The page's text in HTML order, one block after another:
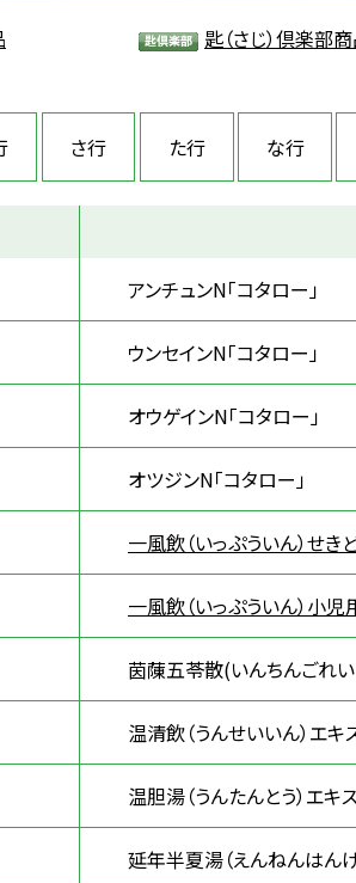
匙（さじ）倶楽部
さ行 た行 な行
アンチュンN「コタロー」
ウンセインN「コタロー」
オウゲインN「コタロー」
オツジンN「コタロー」
一風飲（いっぷういん）せき
一風飲（いっぷういん）小
茵蔯五苓散(いんちんごれい
温清飲（うんせいいん）エキ
温胆湯（うんたんとう）エキ
延年半夏湯（えんねんはん